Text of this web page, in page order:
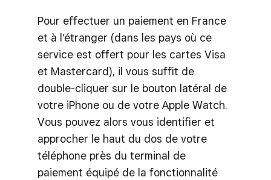
Pour effectuer un paiement en France
et à l’étranger (dans les pays où ce
service est offert pour les cartes Visa
et Mastercard), il vous suffit de
double-cliquer sur le bouton latéral de
votre iPhone ou de votre Apple Watch.
Vous pouvez alors vous identifier et
approcher le haut du dos de votre
téléphone près du terminal de
paiement équipé de la fonctionnalité